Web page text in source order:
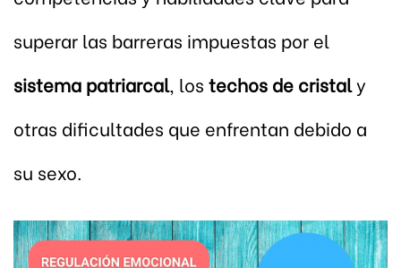
superar las barreras impuestas por el
sistema patriarcal, los techos de cristaly
otras dificultades que enfrentan debido a
su sexo.